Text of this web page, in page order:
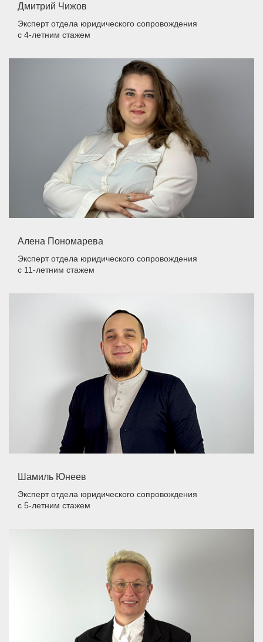
Дмитрий Чижов
Эксперт отдела юридического сопровождения
с 4-летним стажем
Алена Пономарева
Эксперт отдела юридического сопровождения
с 11-летним стажем
Шамиль Юнеев
Эксперт отдела юридического сопровождения
с 5-летним стажем